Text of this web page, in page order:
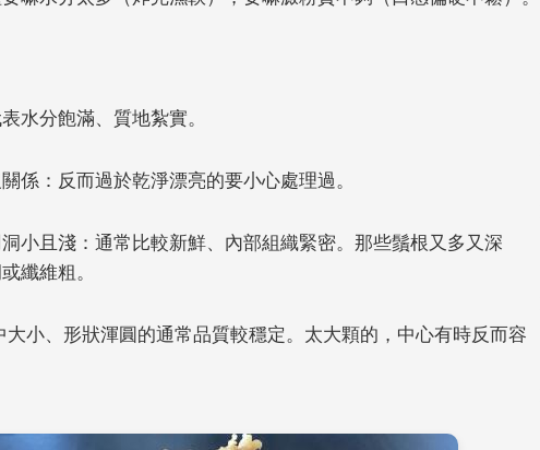
水分飽滿、質地紮實。
係：反而過於乾淨漂亮的要小心處理過。
小且淺：通常比較新鮮、內部組織緊密。那些鬚根又多又深
纖維粗。
大小、形狀渾圓的通常品質較穩定。太大顆的，中心有時反而容